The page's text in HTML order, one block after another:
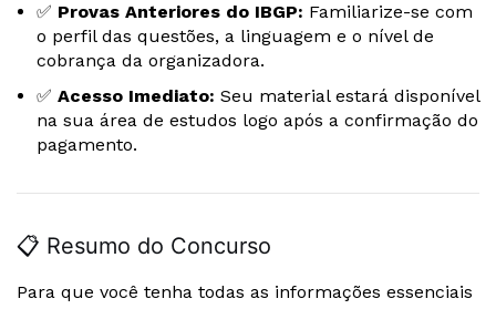
✅ Provas Anteriores do IBGP: Familiarize-se com
o perfil das questões, a linguagem e o nível de
cobrança da organizadora.
✅ Acesso Imediato: Seu material estará disponível
na sua área de estudos logo após a confirmação do
pagamento.
📋 Resumo do Concurso
Para que você tenha todas as informações essenciais